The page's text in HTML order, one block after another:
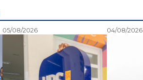
05/08/2026 04/08/2026